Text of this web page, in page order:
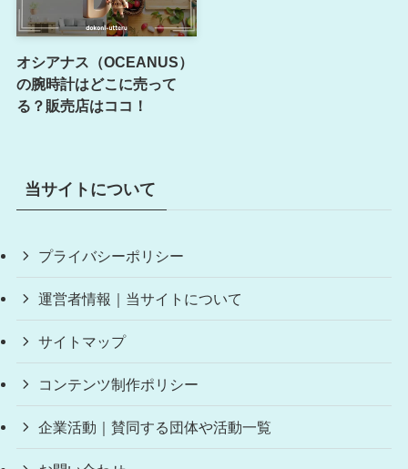
オシアナス（OCEANUS）
の腕時計はどこに売って
る？販売店はココ！
当サイトについて
プライバシーポリシー
運営者情報｜当サイトについて
サイトマップ
コンテンツ制作ポリシー
企業活動｜賛同する団体や活動一覧